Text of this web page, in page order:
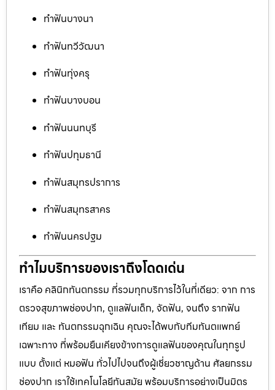
ทำฟันบางนา
ทำฟันทวีวัฒนา
ทำฟันทุ่งครุ
ทำฟันบางบอน
ทำฟันนนทบุรี
ทำฟันปทุมธานี
ทำฟันสมุทรปราการ
ทำฟันสมุทรสาคร
ทำฟันนครปฐม
ทำไมบริการของเราถึงโดดเด่น
เราคือ คลินิกทันตกรรม ที่รวมทุกบริการไว้ในที่เดียว: จาก การ
ตรวจสุขภาพช่องปาก, ดูแลฟันเด็ก, จัดฟัน, จนถึง รากฟัน
เทียม และ ทันตกรรมฉุกเฉิน คุณจะได้พบกับทีมทันตแพทย์
เฉพาะทาง ที่พร้อมยืนเคียงข้างการดูแลฟันของคุณในทุกรูป
แบบ ตั้งแต่ หมอฟัน ทั่วไปไปจนถึงผู้เชี่ยวชาญด้าน ศัลยกรรม
ช่องปาก เราใช้เทคโนโลยีทันสมัย พร้อมบริการอย่างเป็นมิตร